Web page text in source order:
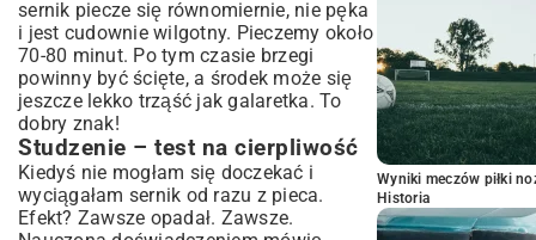
sernik piecze się równomiernie, nie pęka
i jest cudownie wilgotny. Pieczemy około
70-80 minut. Po tym czasie brzegi
powinny być ścięte, a środek może się
jeszcze lekko trząść jak galaretka. To
dobry znak!
Studzenie – test na cierpliwość
Kiedyś nie mogłam się doczekać i
wyciągałam sernik od razu z pieca.
Efekt? Zawsze opadał. Zawsze.
Wyniki meczów piłki
Historia